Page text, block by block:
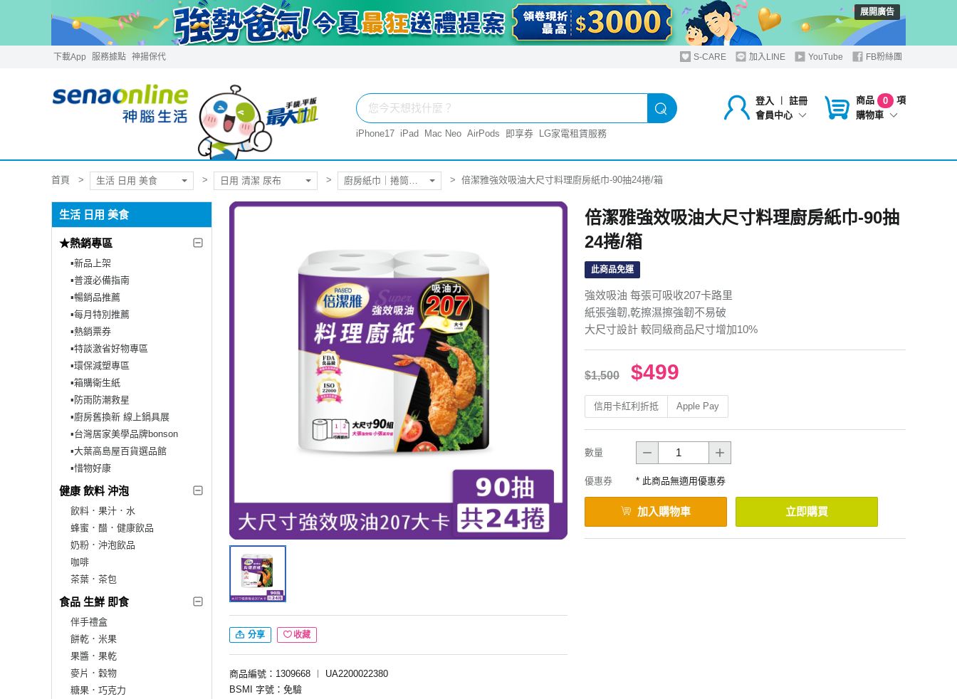
展開廣告
下載App 服務據點 神揚保代 S-CARE 加入LINE YouTube FB粉絲團
登入 ︱
註冊
會員中心
商品 0
項
購物車
iPhone17 iPad Mac Neo AirPods 即享券 LG家電租賃服務
首頁 生活 日用 美食 日用 清潔 尿布 倍潔雅強效吸油大尺寸料理廚房紙巾-90抽24捲/箱
生活 日用 美食
★熱銷專區
▪︎新品上架
▪︎普渡必備指南
▪︎暢銷品推薦
▪︎每月特別推薦
▪︎熱銷票券
▪︎特談激省好物專區
▪︎環保減塑專區
▪︎箱購衛生紙
▪︎防雨防潮救星
▪︎廚房舊換新 線上鍋具展
▪︎台灣居家美學品牌bonson
▪︎大葉高島屋百貨選品館
▪︎惜物好康
健康 飲料 沖泡
飲料．果汁．水
蜂蜜．醋．健康飲品
奶粉．沖泡飲品
咖啡
茶葉．茶包
食品 生鮮 即食
伴手禮盒
餅乾．米果
果醬．果乾
麥片．穀物
糖果．巧克力
分享 收藏
商品編號：1309668 ︱
UA2200022380
BSMI 字號：免驗
倍潔雅強效吸油大尺寸料理廚房紙巾-90抽
24捲/箱
此商品免運
強效吸油 每張可吸收207卡路里
紙張強韌,乾擦濕擦強韌不易破
大尺寸設計 較同級商品尺寸增加10%
$1,500 $499
信用卡紅利折抵 Apple Pay
數量
優惠券 * 此商品無適用優惠券
加入購物車 立即購買